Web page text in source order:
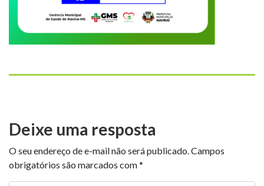
Deixe uma resposta
O seu endereço de e-mail não será publicado.Campos
obrigatórios são marcados com*